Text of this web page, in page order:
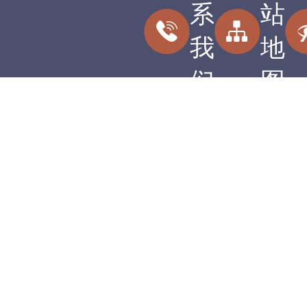
系
我
们
站
地
图